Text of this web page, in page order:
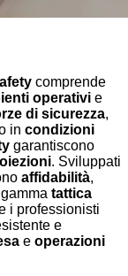
comprende
operativi e
di sicurezza,
in condizioni
garantiscono
. Sviluppati
affidabilità,
tattica
i professionisti
e
e operazioni